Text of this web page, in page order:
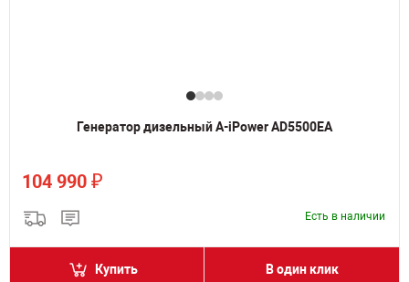
Генератор дизельный A-iPower AD5500EA
104 990 ₽
Есть в наличии
Купить В один клик